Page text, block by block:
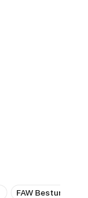
FAW Bestune T77